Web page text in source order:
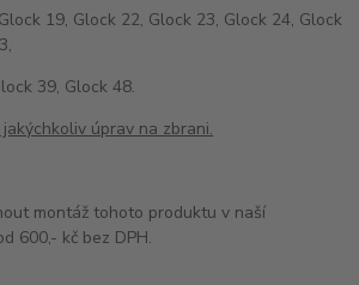
19, Glock 22, Glock 23, Glock 24, Glock
39, Glock 48.
úprav na zbrani.
montáž tohoto produktu v naší
600,- kč bez DPH.